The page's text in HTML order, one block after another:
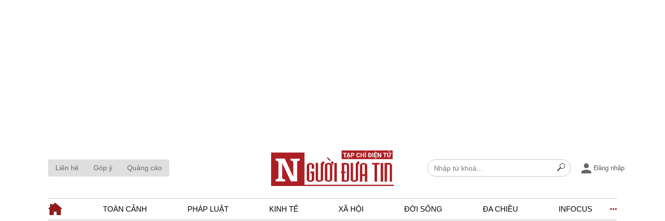
Liên hệ Góp ý Quảng cáo Đăng nhập
TOÀN CẢNH PHÁP LUẬT KINH TẾ XÃ HỘI ĐỜI SỐNG ĐA CHIỀU INFOCUS